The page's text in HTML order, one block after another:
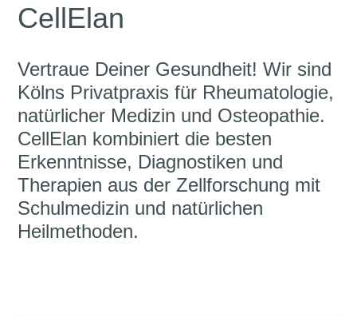
CellElan
Vertraue Deiner Gesundheit! Wir sind
Kölns Privatpraxis für Rheumatologie,
natürlicher Medizin und Osteopathie.
CellElan kombiniert die besten
Erkenntnisse, Diagnostiken und
Therapien aus der Zellforschung mit
Schulmedizin und natürlichen
Heilmethoden.